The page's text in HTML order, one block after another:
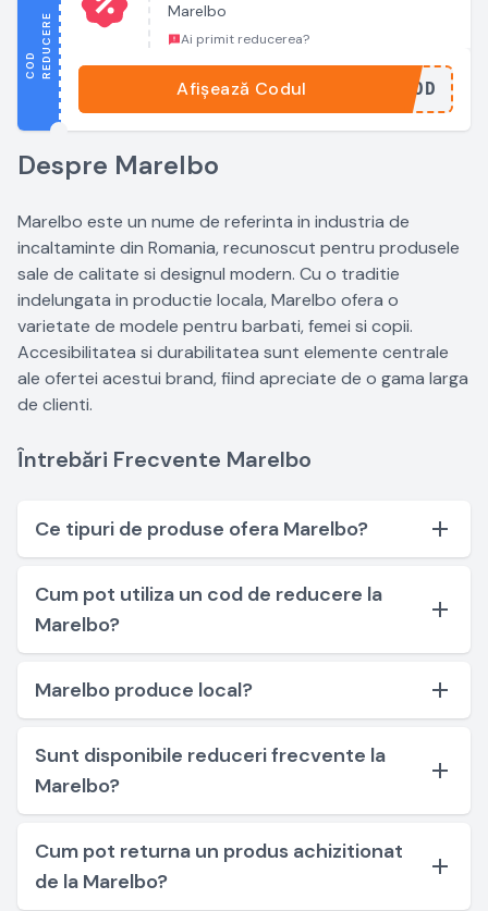
C
O
D
R
E
D
U
C
E
R E
Marelbo
Ai primit reducerea?
...COD
Afișează Codul
Despre Marelbo
Marelbo este un nume de referinta in industria de
incaltaminte din Romania, recunoscut pentru produsele
sale de calitate si designul modern. Cu o traditie
indelungata in productie locala, Marelbo ofera o
varietate de modele pentru barbati, femei si copii.
Accesibilitatea si durabilitatea sunt elemente centrale
ale ofertei acestui brand, fiind apreciate de o gama larga
de clienti.
Întrebări Frecvente Marelbo
Ce tipuri de produse ofera Marelbo?
Cum pot utiliza un cod de reducere la
Marelbo?
Marelbo produce local?
Sunt disponibile reduceri frecvente la
Marelbo?
Cum pot returna un produs achizitionat
de la Marelbo?